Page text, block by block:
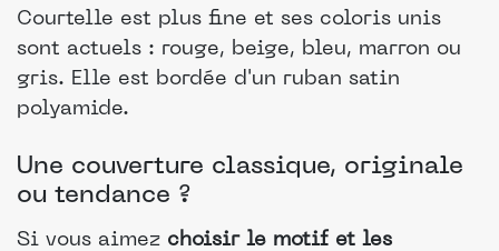
Courtelle est plus fine et ses coloris unis
sont actuels : rouge, beige, bleu, marron ou
gris. Elle est bordée d'un ruban satin
polyamide.
Une couverture classique, originale
ou tendance ?
Si vous aimez choisir le motif et les